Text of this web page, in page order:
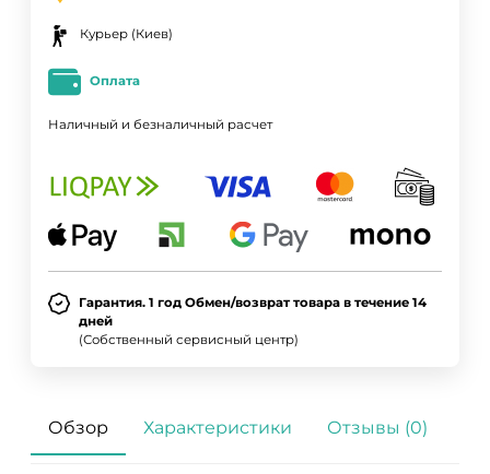
Курьер (Киев)
Оплата
Наличный и безналичный расчет
Гарантия. 1 год Обмен/возврат товара в течение 14
дней
(Собственный сервисный центр)
Обзор Характеристики Отзывы (0)